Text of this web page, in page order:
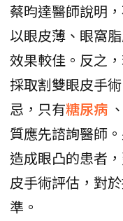
蔡昀達醫師說明
以眼皮薄、眼窩
效果較佳。反之
採取割雙眼皮手
忌，只有糖尿病
質應先諮詢醫師
造成眼凸的患者
皮手術評估，對
準。